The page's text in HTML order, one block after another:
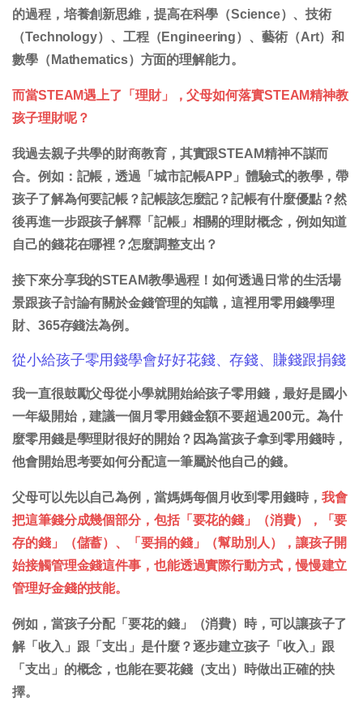
的過程，培養創新思維，提高在科學（Science）、技術
（Technology）、工程（Engineering）、藝術（Art）和
數學（Mathematics）方面的理解能力。
而當STEAM遇上了「理財」，父母如何落實STEAM精神教
孩子理財呢？
我過去親子共學的財商教育，其實跟STEAM精神不謀而
合。例如：記帳，透過「城市記帳APP」體驗式的教學，帶
孩子了解為何要記帳？記帳該怎麼記？記帳有什麼優點？然
後再進一步跟孩子解釋「記帳」相關的理財概念，例如知道
自己的錢花在哪裡？怎麼調整支出？
接下來分享我的STEAM教學過程！如何透過日常的生活場
景跟孩子討論有關於金錢管理的知識，這裡用零用錢學理
財、365存錢法為例。
從小給孩子零用錢學會好好花錢、存錢、賺錢跟捐錢
我一直很鼓勵父母從小學就開始給孩子零用錢，最好是國小
一年級開始，建議一個月零用錢金額不要超過200元。為什
麼零用錢是學理財很好的開始？因為當孩子拿到零用錢時，
他會開始思考要如何分配這一筆屬於他自己的錢。
父母可以先以自己為例，當媽媽每個月收到零用錢時， 我會
把這筆錢分成幾個部分，包括「要花的錢」（消費），「要
存的錢」（儲蓄）、「要捐的錢」（幫助別人），讓孩子開
始接觸管理金錢這件事，也能透過實際行動方式，慢慢建立
管理好金錢的技能。
例如，當孩子分配「要花的錢」（消費）時，可以讓孩子了
解「收入」跟「支出」是什麼？逐步建立孩子「收入」跟
「支出」的概念，也能在要花錢（支出）時做出正確的抉
擇。